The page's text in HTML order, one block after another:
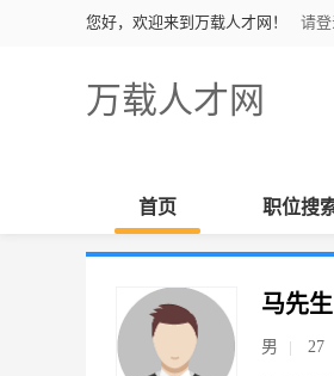
您好，欢迎来到万载人才网！ 请
万载人才网
首页 职位搜
马先生
男 27